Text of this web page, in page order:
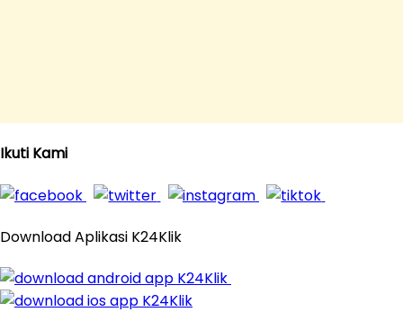
Ikuti Kami
Download Aplikasi K24Klik